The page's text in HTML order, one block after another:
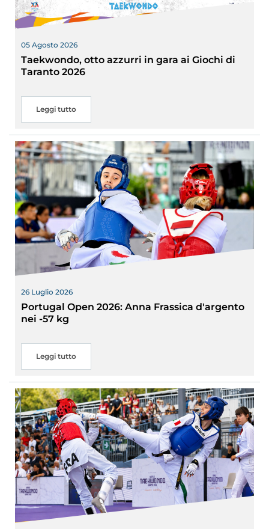
05 Agosto 2026
Taekwondo, otto azzurri in gara ai Giochi di
Taranto 2026
Leggi tutto
26 Luglio 2026
Portugal Open 2026: Anna Frassica d'argento
nei -57 kg
Leggi tutto